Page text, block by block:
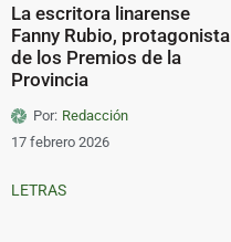
La escritora linarense
Fanny Rubio, protagonista
de los Premios de la
Provincia
Por: Redacción
17 febrero 2026
LETRAS